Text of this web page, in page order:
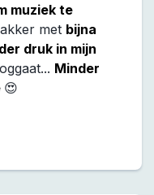
muziek te
met bijna
druk in mijn
Minder
😍